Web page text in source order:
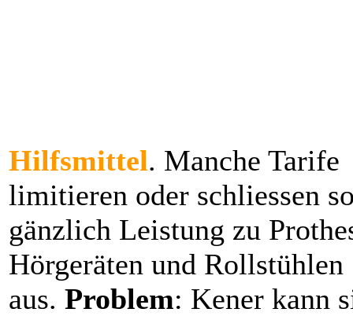
Hilfsmittel. Manche Tarife
limitieren oder schliessen
gänzlich Leistung zu
Hörgeräten und Rollstühlen
aus. Problem: Kener kann